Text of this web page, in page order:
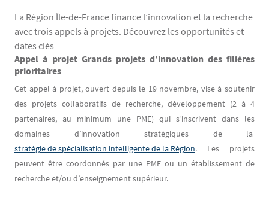
La Région Île-de-France finance l’innovation et la recherche
avec trois appels à projets. Découvrez les opportunités et
dates clés
Contenu
Texte
Appel à projet Grands projets d’innovation des filières
prioritaires
Cet appel à projet, ouvert depuis le 19 novembre, vise à soutenir
des projets collaboratifs de recherche, développement (2 à 4
partenaires, au minimum une PME) qui s’inscrivent dans les
domaines d’innovation stratégiques de la
stratégie de spécialisation intelligente de la Région. Les projets
peuvent être coordonnés par une PME ou un établissement de
recherche et/ou d’enseignement supérieur.